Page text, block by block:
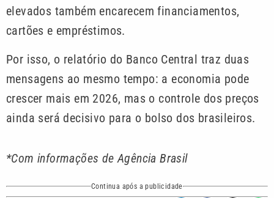
elevados também encarecem financiamentos,
cartões e empréstimos.
Por isso, o relatório do Banco Central traz duas
mensagens ao mesmo tempo: a economia pode
crescer mais em 2026, mas o controle dos preços
ainda será decisivo para o bolso dos brasileiros.
*Com informações de Agência Brasil
Continua após a publicidade